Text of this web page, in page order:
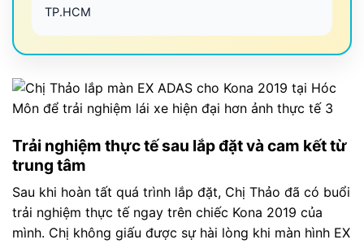
TP.HCM
Trải nghiệm thực tế sau lắp đặt và cam kết từ
trung tâm
Sau khi hoàn tất quá trình lắp đặt, Chị Thảo đã có buổi
trải nghiệm thực tế ngay trên chiếc Kona 2019 của
mình. Chị không giấu được sự hài lòng khi màn hình EX